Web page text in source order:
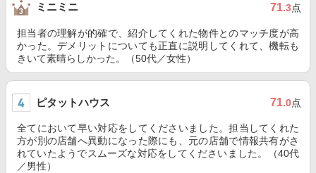
ミニミニ 71.3点
担当者の理解が的確で、紹介してくれた物件とのマッチ度が高
かった。デメリットについても正直に説明してくれて、機転も
きいて素晴らしかった。（50代／女性）
ピタットハウス 71.0点
全てにおいて早い対応をしてくださいました。担当してくれた
方が別の店舗へ異動になった際にも、元の店舗で情報共有がさ
れていたようでスムーズな対応をしてくださいました。（40代
／男性）